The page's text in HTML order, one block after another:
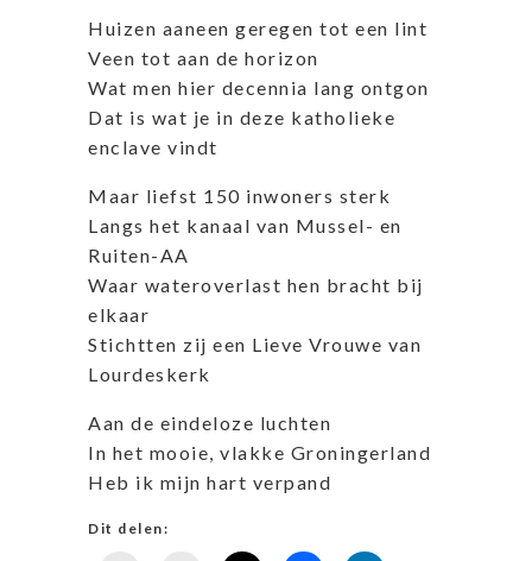
Huizen aaneen geregen tot een lint
Veen tot aan de horizon
Wat men hier decennia lang ontgon
Dat is wat je in deze katholieke
enclave vindt
Maar liefst 150 inwoners sterk
Langs het kanaal van Mussel- en
Ruiten-AA
Waar wateroverlast hen bracht bij
elkaar
Stichtten zij een Lieve Vrouwe van
Lourdeskerk
Aan de eindeloze luchten
In het mooie, vlakke Groningerland
Heb ik mijn hart verpand
Dit delen: